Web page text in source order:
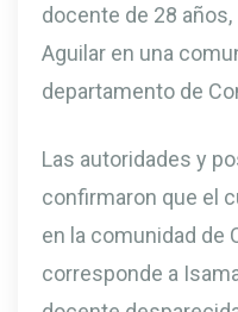
docente de 28
Aguilar en una
departamento de
Las autoridades y
confirmaron que el
en la comunidad de
corresponde a